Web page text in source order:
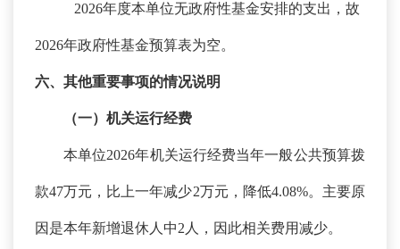
2026年度本单位无政府性基金安排的支出，故
2026年政府性基金预算表为空。
六、其他重要事项的情况说明
（一）机关运行经费
本单位2026年机关运行经费当年一般公共预算拨
款47万元，比上一年减少2万元，降低4.08%。主要原
因是本年新增退休人中2人，因此相关费用减少。